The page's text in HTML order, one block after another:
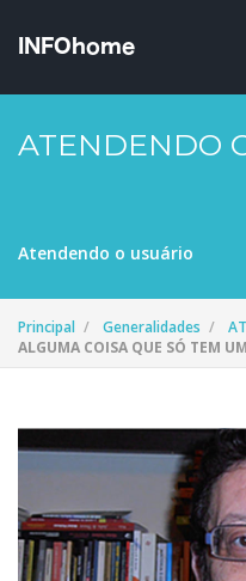
ATENDENDO
Atendendo o usuário
Principal Generalidades
ALGUMA COISA QUE SÓ TEM